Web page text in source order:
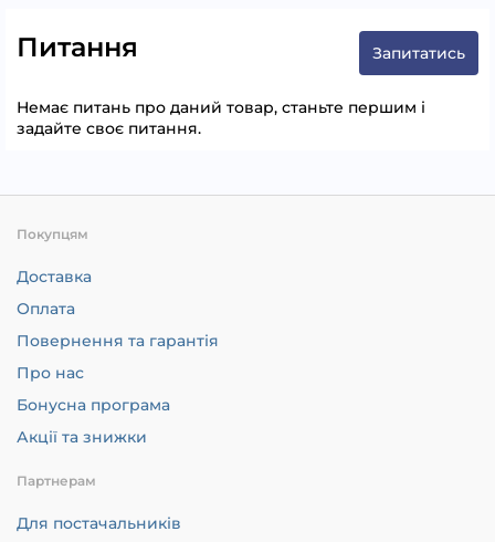
Питання Запитатись
Немає питань про даний товар, станьте першим і
задайте своє питання.
Покупцям
Доставка
Оплата
Повернення та гарантія
Про нас
Бонусна програма
Акції та знижки
Партнерам
Для постачальників